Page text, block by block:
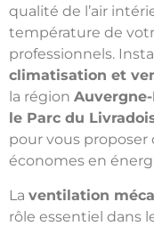
qualité de l’air
température de
professionnels.
climatisation et
la région
le Parc du
pour vous
économes en
La ventilation
rôle essentiel dans